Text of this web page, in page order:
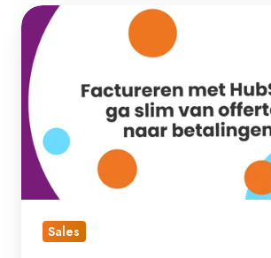
Factureren
met
HubSpot:
ga
slim
van
offertes
naar
betalingen
Sales